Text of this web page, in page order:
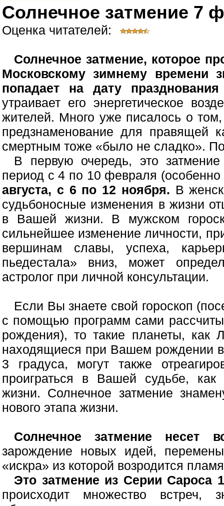
Солнечное затмение 7
Оценка читателей:
Солнечное затмение, которое
Московскому зимнему времени
попадает на дату
утраивает его энергетическое
жителей. Много уже писалось о
предзнаменование для правящей
смертным тоже «было не сладко».
В первую очередь, это
период с 4 по 10 февраля
августа, с 6 по 12 ноября. В
судьбоносные изменения в жизни
в Вашей жизни. В мужском
сильнейшее изменение личности,
вершинам славы, успеха,
пьедестала» вниз, может
астролог при личной консультации.
Если Вы знаете свой гороскоп
с помощью программ сами
рождения), то такие планеты,
находящиеся при Вашем рождении
3 градуса, могут также
проиграться в Вашей судьбе,
жизни. Солнечное затмение
нового этапа жизни.
Солнечное затмение несет
зарождение новых идей,
«искра» из которой возродится
Это затмение из Серии Сароса
происходит множество встреч,